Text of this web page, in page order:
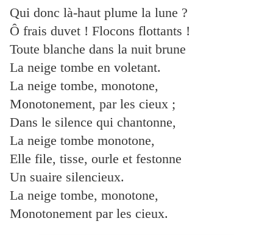
Qui donc là-haut plume la lune ?
Ô frais duvet ! Flocons flottants !
Toute blanche dans la nuit brune
La neige tombe en voletant.
La neige tombe, monotone,
Monotonement, par les cieux ;
Dans le silence qui chantonne,
La neige tombe monotone,
Elle file, tisse, ourle et festonne
Un suaire silencieux.
La neige tombe, monotone,
Monotonement par les cieux.